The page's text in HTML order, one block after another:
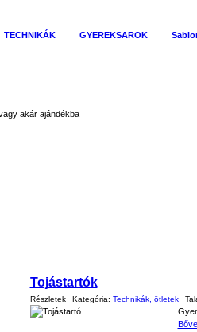
TECHNIKÁK GYEREKSAROK
akár ajándékba
Tojástartók
Részletek Kategória: Technikák, ötletek